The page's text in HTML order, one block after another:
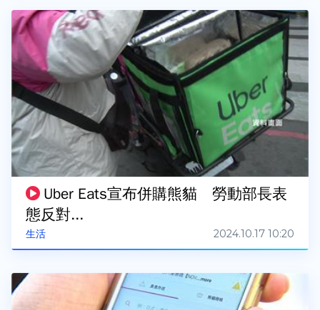
生活
Uber Eats宣布併購熊貓 勞動部長表
態反對...
2024.10.17 10:20